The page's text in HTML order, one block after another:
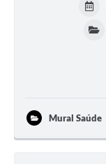
Mural Saúde